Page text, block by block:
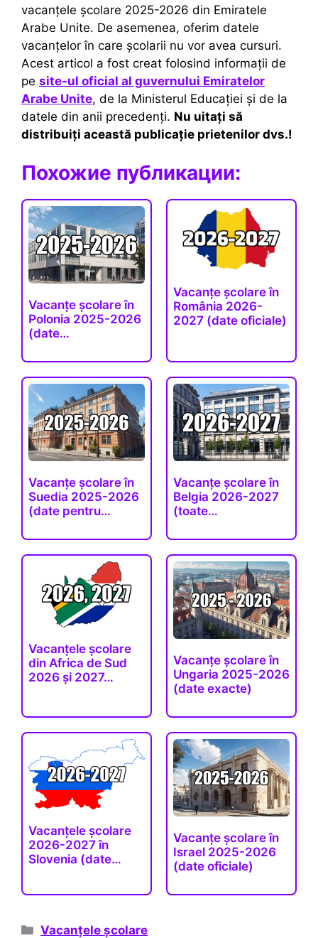
vacanțele școlare 2025-2026 din Emiratele
Arabe Unite. De asemenea, oferim datele
vacanțelor în care școlarii nu vor avea cursuri.
Acest articol a fost creat folosind informații de
pe site-ul oficial al guvernului Emiratelor
Arabe Unite, de la Ministerul Educației și de la
datele din anii precedenți. Nu uitați să
distribuiți această publicație prietenilor dvs.!
Похожие публикации:
Vacanțe școlare în
Polonia 2025-2026
(date…
Vacanțe școlare în
România 2026-
2027 (date oficiale)
Vacanțe școlare în
Suedia 2025-2026
(date pentru…
Vacanțe școlare în
Belgia 2026-2027
(toate…
Vacanțele școlare
din Africa de Sud
2026 și 2027…
Vacanțe școlare în
Ungaria 2025-2026
(date exacte)
Vacanțele școlare
2026-2027 în
Slovenia (date…
Vacanțe școlare în
Israel 2025-2026
(date oficiale)
Categorii
Vacanțele școlare